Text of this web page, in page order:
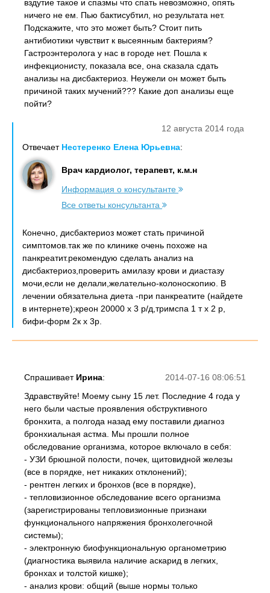
вздутие такое и спазмы что спать невозможно, опять
ничего не ем. Пью бактисубтил, но результата нет.
Подскажите, что это может быть? Стоит пить
антибиотики чувствит к высеянным бактериям?
Гастроэнтеролога у нас в городе нет. Пошла к
инфекционисту, показала все, она сказала сдать
анализы на дисбактериоз. Неужели он может быть
причиной таких мучений??? Какие доп анализы еще
пойти?
12 августа 2014 года
Отвечает Нестеренко Елена Юрьевна:
Врач кардиолог, терапевт, к.м.н
Информация о консультанте
Все ответы консультанта
Конечно, дисбактериоз может стать причиной
симптомов.так же по клинике очень похоже на
панкреатит.рекомендую сделать анализ на
дисбактериоз,проверить амилазу крови и диастазу
мочи,если не делали,желательно-колоноскопию. В
лечении обязательна диета -при панкреатите (найдете
в интернете);креон 20000 х 3 р/д,тримспа 1 т х 2 р,
бифи-форм 2к х 3р.
2014-07-16 08:06:51
Спрашивает Ирина:
Здравствуйте! Моему сыну 15 лет. Последние 4 года у
него были частые проявления обструктивного
бронхита, а полгода назад ему поставили диагноз
бронхиальная астма. Мы прошли полное
обследование организма, которое включало в себя:
- УЗИ брюшной полости, почек, щитовидной железы
(все в порядке, нет никаких отклонений);
- рентген легких и бронхов (все в порядке),
- тепловизионное обследование всего организма
(зарегистрированы тепловизионные признаки
функционального напряжения бронхолегочной
системы);
- электронную биофункциональную органометрию
(диагностика выявила наличие аскарид в легких,
бронхах и толстой кишке);
- анализ крови: общий (выше нормы только